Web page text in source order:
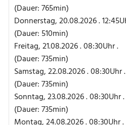
(Dauer: 765min)
Donnerstag, 20.08.2026 .
(Dauer: 510min)
Freitag, 21.08.2026 . 08:30Uhr .
(Dauer: 735min)
Samstag, 22.08.2026 . 08:30Uhr .
(Dauer: 735min)
Sonntag, 23.08.2026 . 08:30Uhr .
(Dauer: 735min)